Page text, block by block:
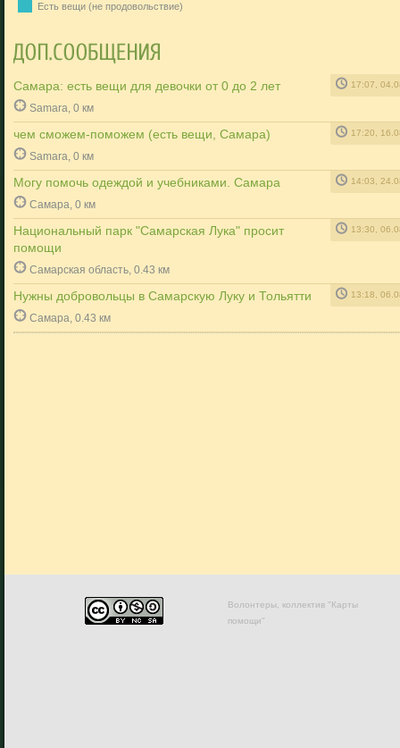
Есть вещи (не продовольствие)
Самара: есть вещи для девочки от 0 до 2 лет 17:07,
Samara, 0 км
чем сможем-поможем (есть вещи, Самара) 17:20,
Samara, 0 км
Могу помочь одеждой и учебниками. Самара 14:03,
Самара, 0 км
Национальный парк "Самарская Лука" просит
помощи
13:30,
Самарская область, 0.43 км
Нужны добровольцы в Самарскую Луку и Тольятти 13:18,
Самара, 0.43 км
Волонтеры, коллектив "Карты
помощи"